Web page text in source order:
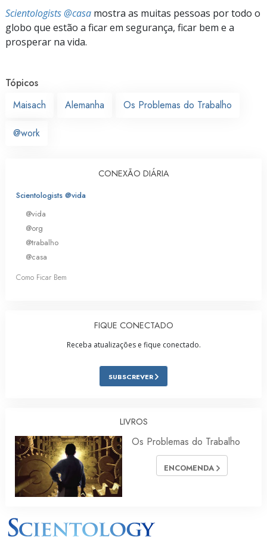
Scientologists @casa mostra as muitas pessoas por todo o
globo que estão a ficar em segurança, ficar bem e a
prosperar na vida.
Tópicos
Maisach
Alemanha Os Problemas do Trabalho
@work
CONEXÃO DIÁRIA
Scientologists @vida
@vida
@org
@trabalho
@casa
Como Ficar Bem
FIQUE CONECTADO
Receba atualizações e fique conectado.
SUBSCREVER
LIVROS
Os Problemas do Trabalho
ENCOMENDA